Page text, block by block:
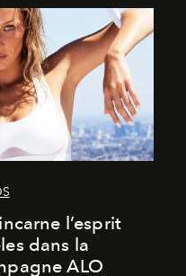
l’esprit
dans la
ALO